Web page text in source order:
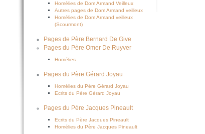
Homélies de Dom Armand Veilleux
Autres pages de Dom Armand veilleux
Homélies de Dom Armand veilleux
(Scourmont)
Pages de Père Bernard De Give
Pages du Père Omer De Ruyver
Homélies
Pages du Père Gérard Joyau
Homélies du Père Gérard Joyau
Ecrits du Père Gérard Joyau
Pages du Père Jacques Pineault
Ecrits du Père Jacques Pineault
Homélies du Père Jacques Pineault